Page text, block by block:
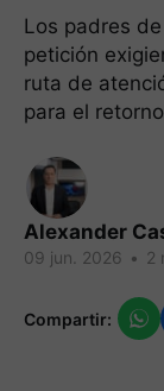
Los padres
petición
ruta de
para el
Alexander
09 jun. 2026 • 2
Compartir: